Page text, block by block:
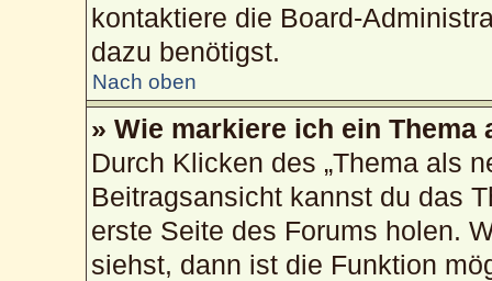
kontaktiere die Board-
dazu benötigst.
Nach oben
» Wie markiere ich ein Thema
Durch Klicken des „Thema als
Beitragsansicht kannst du das
erste Seite des Forums holen.
siehst, dann ist die Funktion